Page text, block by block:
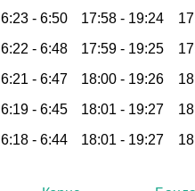
6:23 - 6:50 17:58 - 19:24
6:22 - 6:48 17:59 - 19:25
6:21 - 6:47 18:00 - 19:26
6:19 - 6:45 18:01 - 19:27
6:18 - 6:44 18:01 - 19:27